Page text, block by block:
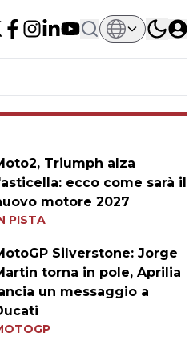
Triumph alza
ecco come sarà il
motore 2027
PISTA
Silverstone: Jorge
torna in pole, Aprilia
un messaggio a